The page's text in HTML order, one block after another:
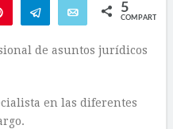
Telegram Email 5
COMPARTIR
de asuntos jurídicos
en las diferentes